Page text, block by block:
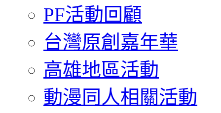
PF活動回顧
台灣原創嘉年華
高雄地區活動
動漫同人相關活動